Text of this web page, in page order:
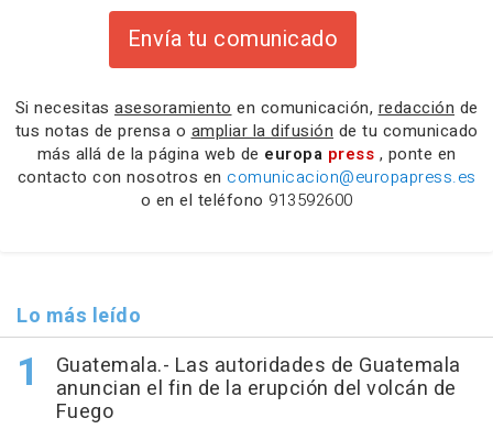
Envía tu comunicado
Si necesitas asesoramiento en comunicación, redacción de
tus notas de prensa o ampliar la difusión de tu comunicado
más allá de la página web de europa press , ponte en
contacto con nosotros en comunicacion@europapress.es
o en el teléfono 913592600
Lo más leído
Guatemala.- Las autoridades de Guatemala
anuncian el fin de la erupción del volcán de
Fuego